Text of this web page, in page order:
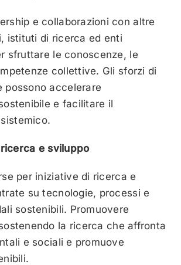
e collaborazioni con altre
istituti di ricerca ed enti
sfruttare le conoscenze, le
collettive. Gli sforzi di
possono accelerare
e facilitare il
e sviluppo
per iniziative di ricerca e
su tecnologie, processi e
sostenibili. Promuovere
la ricerca che affronta
e sociali e promuove